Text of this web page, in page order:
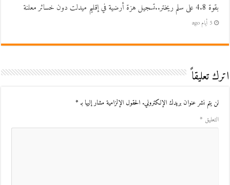
بقوة 4.8 على سلم ريختر..تسجيل هزة أرضية في إقليم ميدلت دون خسائر معلنة
5 أيام ago
اترك تعليقاً
لن يتم نشر عنوان بريدك الإلكتروني. الحقول الإلزامية مشار إليها بـ*
التعليق *